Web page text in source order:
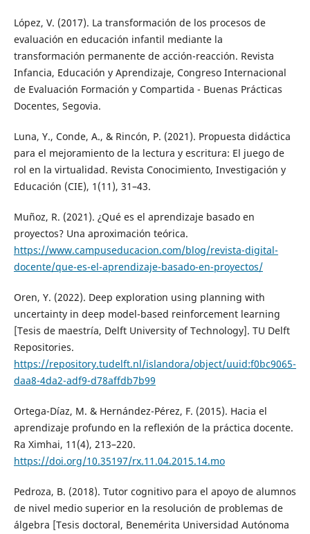
López, V. (2017). La transformación de los procesos de
evaluación en educación infantil mediante la
transformación permanente de acción-reacción. Revista
Infancia, Educación y Aprendizaje, Congreso Internacional
de Evaluación Formación y Compartida - Buenas Prácticas
Docentes, Segovia.
Luna, Y., Conde, A., & Rincón, P. (2021). Propuesta didáctica
para el mejoramiento de la lectura y escritura: El juego de
rol en la virtualidad. Revista Conocimiento, Investigación y
Educación (CIE), 1(11), 31–43.
Muñoz, R. (2021). ¿Qué es el aprendizaje basado en
proyectos? Una aproximación teórica.
https://www.campuseducacion.com/blog/revista-digital-
docente/que-es-el-aprendizaje-basado-en-proyectos/
Oren, Y. (2022). Deep exploration using planning with
uncertainty in deep model-based reinforcement learning
[Tesis de maestría, Delft University of Technology]. TU Delft
Repositories.
https://repository.tudelft.nl/islandora/object/uuid:f0bc9065-
daa8-4da2-adf9-d78affdb7b99
Ortega-Díaz, M. & Hernández-Pérez, F. (2015). Hacia el
aprendizaje profundo en la reflexión de la práctica docente.
Ra Ximhai, 11(4), 213–220.
https://doi.org/10.35197/rx.11.04.2015.14.mo
Pedroza, B. (2018). Tutor cognitivo para el apoyo de alumnos
de nivel medio superior en la resolución de problemas de
álgebra [Tesis doctoral, Benemérita Universidad Autónoma